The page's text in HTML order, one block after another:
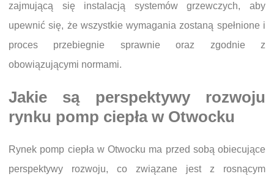
zajmującą się instalacją systemów grzewczych, aby
upewnić się, że wszystkie wymagania zostaną spełnione i
proces przebiegnie sprawnie oraz zgodnie z
obowiązującymi normami.
Jakie są perspektywy rozwoju
rynku pomp ciepła w Otwocku
Rynek pomp ciepła w Otwocku ma przed sobą obiecujące
perspektywy rozwoju, co związane jest z rosnącym